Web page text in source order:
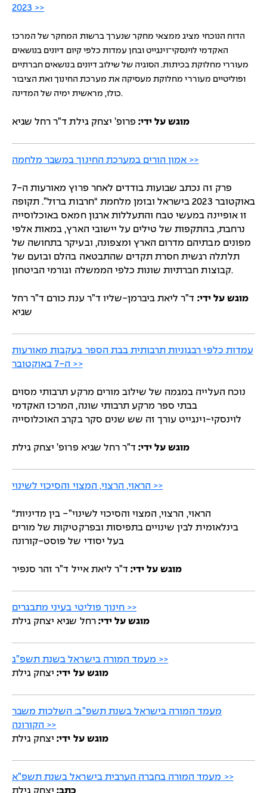
2023 >>
הדוח הנוכחי מציג ממצאי מחקר שנערך ברשות המחקר של המרכז
האקדמי לוינסקי־וינגייט ובחן עמדות כלפי קיום דיונים בנושאים
מעוררי מחלוקת בכיתות. הסוגיה של שילוב דיונים בנושאים חברתיים
ופוליטיים מעוררי מחלוקת מעסיקה את מערכת החינוך ואת הציבור
כולו, מראשית ימיה של המדינה.
מוגש על ידי: פרופ’ יצחק גילת ד”ר רחל שגיא
אמון הורים במערכת החינוך במשבר מלחמה >>
פרק זה נכתב שבועות בודדים לאחר פרוץ מאורעות ה-7
באוקטובר 2023 בישראל ובזמן מלחמת “חרבות ברזל”. תקופה
זו אופיינה במעשי טבח והתעללות ארגון חמאס באוכלוסייה
נרחבת, בהתקפות של טילים על יישובי הארץ, במאות אלפי
מפונים מבתיהם מדרום הארץ ומצפונה, ובעיקר בתחושה של
תלתלה רגשית חסרת תקדים שהתבטאה בהלם ובזעם של
קבוצות חברתיות שונות כלפי הממשלה וגורמי הביטחון.
מוגש על ידי: ד”ר ליאת ביברמן-שליו ד”ר ענת כורם ד”ר רחל
שגיא
עמדות כלפי רבגוניות תרבותית בבת הספר בעקבות מאורעות
ה-7 באוקטובר >>
נוכח העלייה במגמה של שילוב מורים מרקע תרבותי מסוים
בבתי ספר מרקע תרבותי שונה, המרכז האקדמי
לוינסקי-וינגייט עורך זה שש שנים סקר בקרב האוכלוסייה
מוגש על ידי: ד”ר רחל שגיא פרופ’ יצחק גילת
הראוי, הרצוי, המצוי והסיכוי לשינוי >>
“הראוי, הרצוי, המצוי והסיכוי לשינוי”- בין מדיניות
בינלאומית לבין שינויים בתפיסות ובפרקטיקות של מורים
בעל יסודי של פוסט-קורונה
מוגש על ידי:ד”ר ליאת אייל ד”ר זהר סנפיר
חינוך פוליטי בעיני מתבגרים >>
מוגש על ידי:רחל שגיא יצחק גילת
מעמד המורה בישראל בשנת תשפ”ג >>
מוגש על ידי: יצחק גילת
מעמד המורה בישראל בשנת תשפ”ב: השלכות משבר
הקורונה >>
מוגש על ידי:יצחק גילת
מעמד המורה בחברה הערבית בישראל בשנת תשפ”א >>
כתב: יצחק גילת